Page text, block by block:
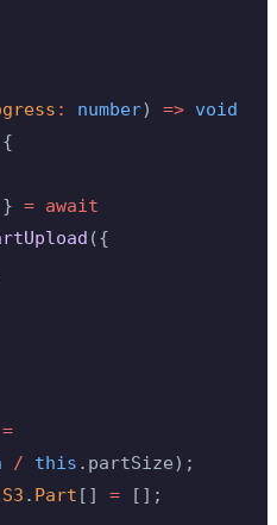
: number) => void
} = await
({
=
/ this .partSize);
S3 . Part [] = [];